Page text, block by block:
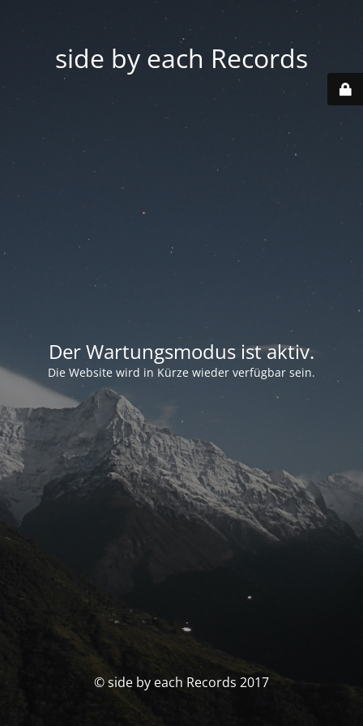
side by each Records
Der Wartungsmodus ist aktiv.
Die Website wird in Kürze wieder verfügbar sein.
© side by each Records 2017